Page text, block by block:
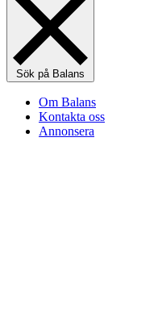
Sök på Balans
Om Balans
Kontakta oss
Annonsera